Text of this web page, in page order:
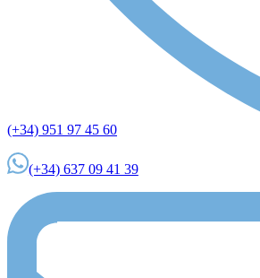
(+34) 951 97 45 60
(+34) 637 09 41 39